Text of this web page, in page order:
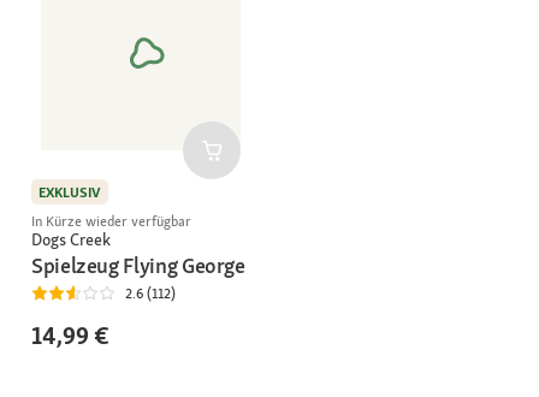
EXKLUSIV
In Kürze wieder verfügbar
Dogs Creek
Spielzeug Flying George
2.6 (112)
14,99 €